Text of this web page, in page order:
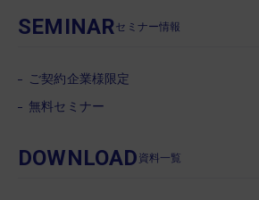
SEMINARセミナー情報
ご契約企業様限定
無料セミナー
DOWNLOAD 資料一覧